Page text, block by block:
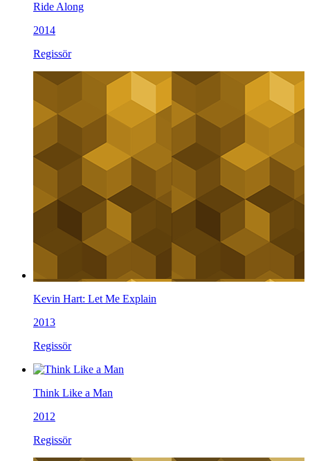
Ride Along
2014
Regissör
Kevin Hart: Let Me Explain
2013
Regissör
Think Like a Man
2012
Regissör